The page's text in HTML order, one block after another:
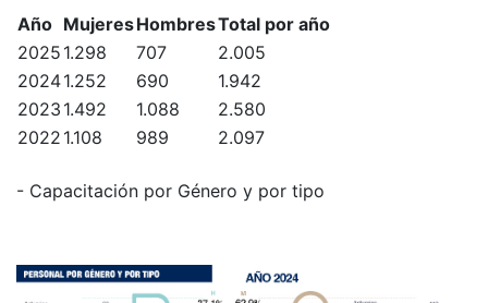
Año MujeresHombresTotal por año
2025 1.298 707
2.005
20241.252 690
1.942
2023 1.492 1.088
2.580
2022 1.108 989 2.097
- Capacitación por Género y por tipo